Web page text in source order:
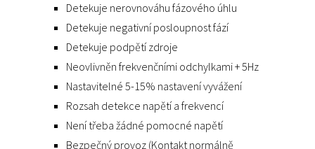
Detekuje nerovnováhu fázového úhlu
Detekuje negativní posloupnost fází
Detekuje podpětí zdroje
Neovlivněn frekvenčními odchylkami + 5Hz
Nastavitelné 5-15% nastavení vyvážení
Rozsah detekce napětí a frekvencí
Není třeba žádné pomocné napětí
Bezpečný provoz (Kontakt normálně